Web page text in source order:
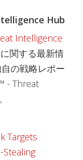
Hub
Intelligence
関する最新情
の戦略レポー
- Threat
Targets